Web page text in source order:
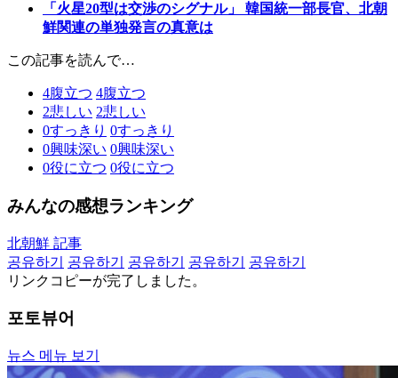
「火星20型は交渉のシグナル」 韓国統一部長官、北朝
鮮関連の単独発言の真意は
この記事を読んで…
4腹立つ 4腹立つ
2悲しい 2悲しい
0すっきり 0すっきり
0興味深い 0興味深い
0役に立つ 0役に立つ
みんなの感想ランキング
北朝鮮 記事
공유하기
공유하기 공유하기 공유하기
공유하기
リンクコピーが完了しました。
포토뷰어
뉴스 메뉴 보기